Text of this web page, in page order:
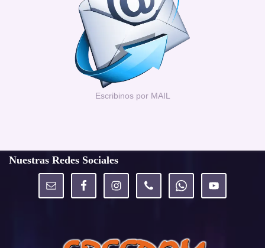
Escribinos por MAIL
Nuestras Redes Sociales